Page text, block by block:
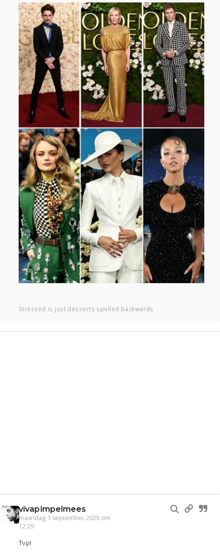
Sport
Contact Viva zoekt
Aangeboden
Gevraagd
Horen Doen
Zien
Lezen
Stressed is just desserts spelled backwards
vivapimpelmees
maandag 1 september 2025 om
12:29
Tvp!